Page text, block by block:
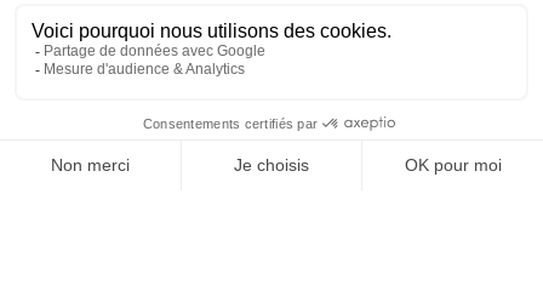
SUIVEZ-NOUS